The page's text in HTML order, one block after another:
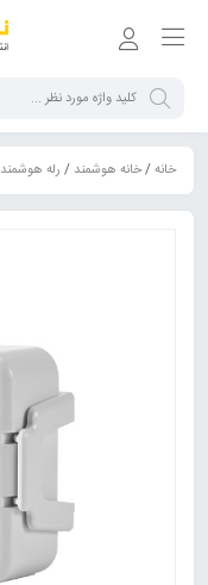
خانه/خانه هوشمند / رله هوشمند